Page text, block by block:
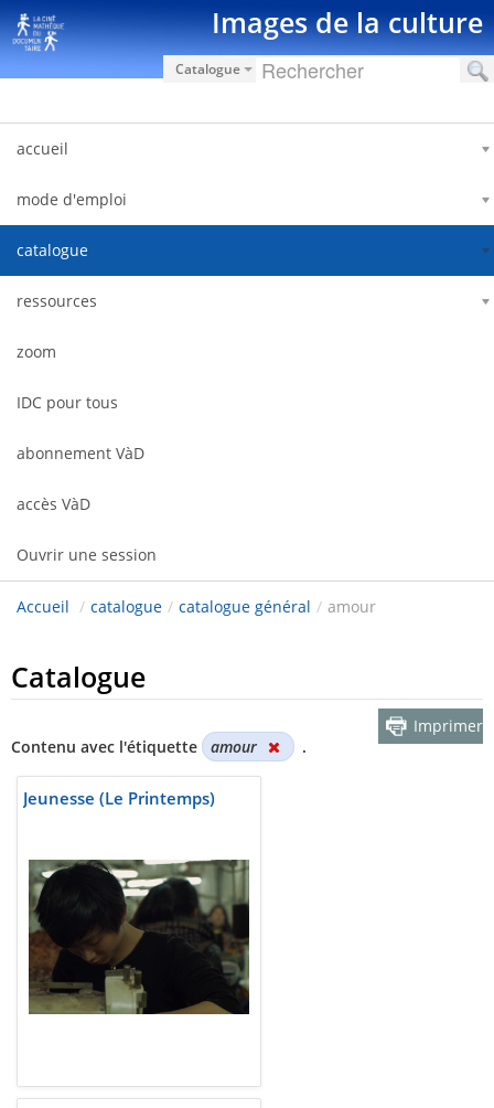
Saut au contenu Images de la culture
Catalogue
accueil
mode d'emploi
catalogue
ressources
zoom
IDC pour tous
abonnement VàD
accès VàD
Ouvrir une session
Accueil / catalogue / catalogue général / amour
Catalogue
Contenu avec l'étiquette amour .
Imprimer
Jeunesse (Le Printemps)